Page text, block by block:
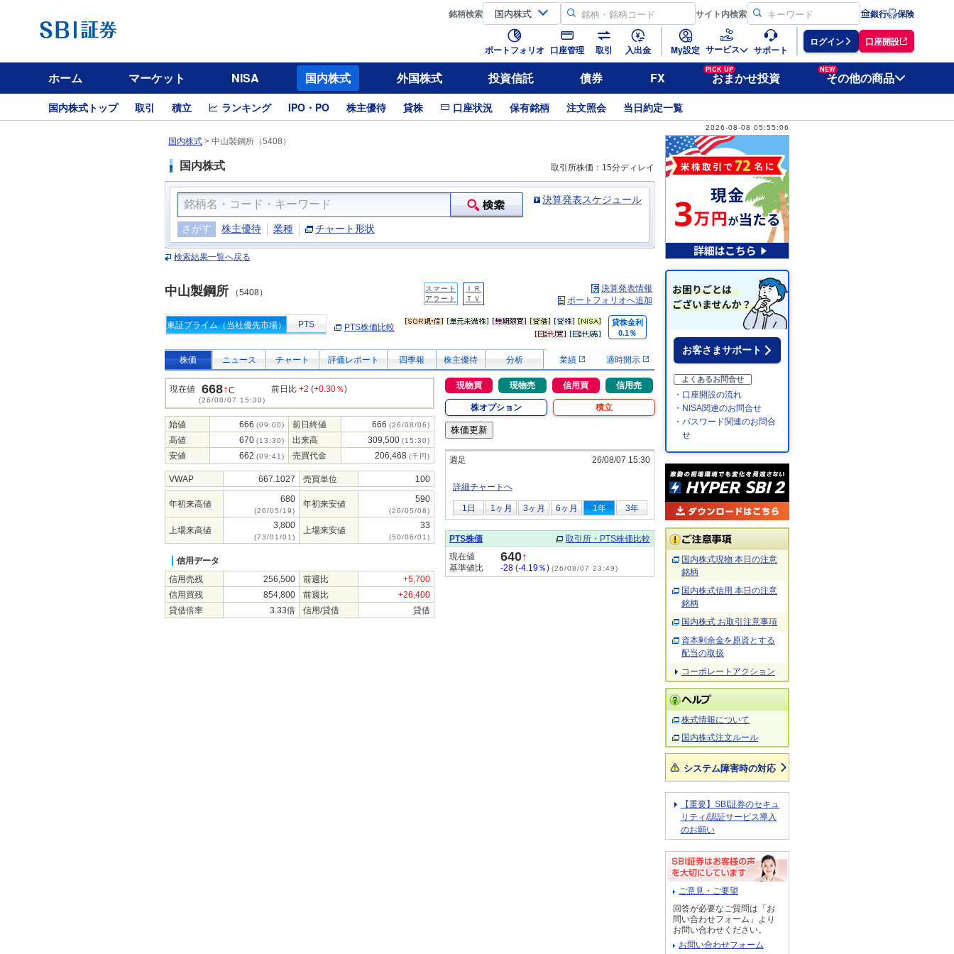
銘柄検索 サイト内検索 銀行 保険
ポートフォリオ 口座管理 取引 入出金 My設定 サービス サポート
ログイン 口座開設
ホーム マーケット NISA 国内株式 外国株式 投資信託 債券 FX
PICK UP
おまかせ投資
NEW
その他の商品
国内株式トップ 取引 積立 ランキング IPO・PO 株主優待 貸株 口座状況 保有銘柄 注文照会 当日約定一覧
2026-08-08 05:55:06
国内株式 > 中山製鋼所（5408）
国内株式 取引所株価：15分ディレイ
決算発表スケジュール
さがす 株主優待 業種 チャート形状
検索結果一覧へ戻る
中山製鋼所 （5408）
スマート
アラート
ＩＲ
ＴＶ
決算発表情報
ポートフォリオへ追加
東証プライム（当社優先市場） PTS PTS株価比較
貸株金利
0.1％
株価 ニュース チャート 評価レポート 四季報 株主優待 分析 業績 適時開示
現在値 668↑C
(26/08/07 15:30)
前日比 +2 (+0.30％)
始値 666 (09:00) 前日終値 666 (26/08/06)
高値 670 (13:30) 出来高 309,500 (15:30)
安値 662 (09:41) 売買代金 206,468 (千円)
VWAP 667.1027 売買単位 100
年初来高値 680
(26/05/19)
年初来安値 590
(26/05/08)
上場来高値 3,800
(73/01/01)
上場来安値 33
(50/06/01)
信用データ
信用売残
256,500 前週比
+5,700
信用買残
854,800 前週比
+26,400
貸借倍率
3.33倍 信用/貸借 貸借
現物買 現物売 信用買 信用売
株オプション 積立
週足 26/08/07 15:30
詳細チャートへ
1日 1ヶ月 3ヶ月 6ヶ月 1年 3年
PTS株価
取引所・PTS株価比較
現在値
640↑
基準値比 -28 (-4.19％) (26/08/07 23:49)
お客さまサポート
よくあるお問合せ
・口座開設の流れ
・NISA関連のお問合せ
・パスワード関連のお問合
せ
国内株式現物 本日の注意
銘柄
国内株式信用 本日の注意
銘柄
国内株式 お取引注意事項
資本剰余金を原資とする
配当の取扱
コーポレートアクション
株式情報について
国内株式注文ルール
システム障害時の対応
【重要】SBI証券のセキュ
リティ/認証サービス導入
のお願い
ご意見・ご要望
回答が必要なご質問は「お
問い合わせフォーム」より
お問い合わせください。
お問い合わせフォーム